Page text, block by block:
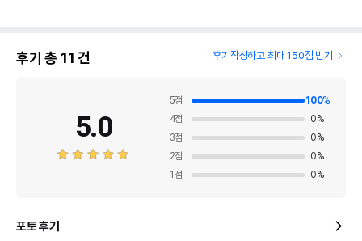
후기 총 11 건 후기작성하고 최대 150점 받기
5.0
5점 100%
4점 0%
3점 0%
2점 0%
1 점 0%
포토 후기